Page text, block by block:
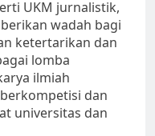
UKM jurnalistik,
wadah bagi
ketertarikan dan
lomba
ilmiah
dan
universitas dan